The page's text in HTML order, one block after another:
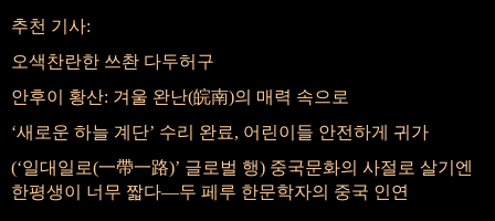
추천 기사:
오색찬란한 쓰촨 다두허구
안후이 황산: 겨울 완난(皖南)의 매력 속으로
‘새로운 하늘 계단’ 수리 완료, 어린이들 안전하게 귀가
(‘일대일로(一帶一路)’ 글로벌 행) 중국문화의 사절로 살기엔
한평생이 너무 짧다—두 페루 한문학자의 중국 인연